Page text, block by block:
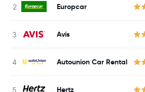
Europcar
Avis
Autounion Car Rental
Hertz